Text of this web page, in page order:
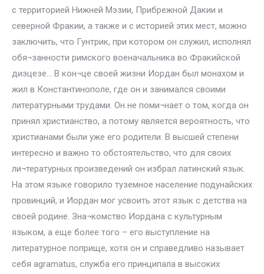
с территорией Нижней Мэзии, Прибрежной Дакии и
северной Фракии, а также и с историей этих мест, можно
заключить, что Гунтрик, при котором он служил, исполнял
обя¬занности римского военачальника во Фракийской
диэцезе… В кон¬це своей жизни Иордан был монахом и
жил в Константинополе, где он и занимался своими
литературными трудами. Он не поми¬нает о том, когда он
принял христианство, а потому является вероятность, что
христианами были уже его родители. В высшей степени
интересно и важно то обстоятельство, что для своих
ли¬тературных произведений он избрал латинский язык.
На этом языке говорило туземное население подунайских
провинций, и Иордан мог усвоить этот язык с детства на
своей родине. Зна¬комство Иордана с культурным
языком, а еще более того – его выступление на
литературное поприще, хотя он и справедливо называет
себя agramatus, служба его принципала в высоких